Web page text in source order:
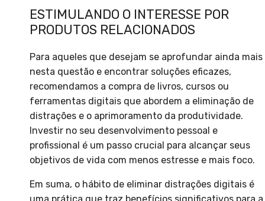
ESTIMULANDO O INTERESSE POR
PRODUTOS RELACIONADOS
Para aqueles que desejam se aprofundar ainda mais
nesta questão e encontrar soluções eficazes,
recomendamos a compra de livros, cursos ou
ferramentas digitais que abordem a eliminação de
distrações e o aprimoramento da produtividade.
Investir no seu desenvolvimento pessoal e
profissional é um passo crucial para alcançar seus
objetivos de vida com menos estresse e mais foco.
Em suma, o hábito de eliminar distrações digitais é